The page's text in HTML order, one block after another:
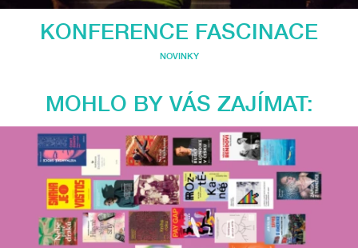
KONFERENCE FASCINACE
NOVINKY
MOHLO BY VÁS ZAJÍMAT: